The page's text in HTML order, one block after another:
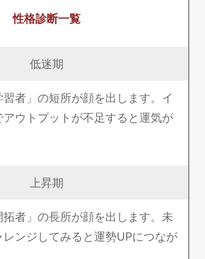
性格診断一覧
低迷期
者」の短所が顔を出します。イ
ウトプットが不足すると運気が
上昇期
者」の長所が顔を出します。未
ンジしてみると運勢UPにつなが